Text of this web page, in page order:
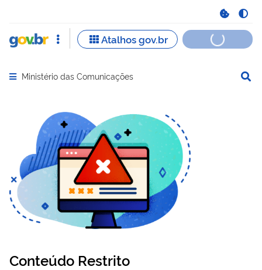
Abrir menu principal de navegação
Ministério das Comunicações
Conteúdo Restrito